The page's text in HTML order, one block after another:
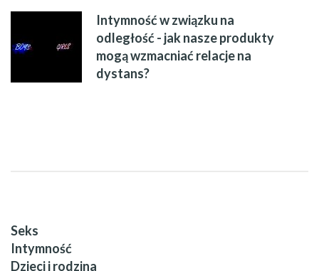
Intymność w związku na
odległość - jak nasze produkty
mogą wzmacniać relacje na
dystans?
Seks
Intymność
Dzieci i rodzina